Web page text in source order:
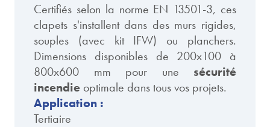
Certifiés selon la norme EN 13501-3, ces
clapets s'installent dans des murs rigides,
souples (avec kit IFW) ou planchers.
Dimensions disponibles de 200x100 à
800x600 mm pour une sécurité
incendie optimale dans tous vos projets.
Application :
Tertiaire